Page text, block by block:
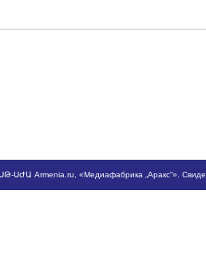
-ՍԺԱ Armenia.ru , «Медиафабрика „Аракс“».